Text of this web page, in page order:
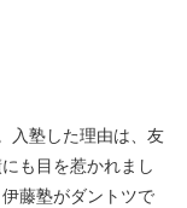
入塾した理由は、友
も目を惹かれまし
藤塾がダントツで